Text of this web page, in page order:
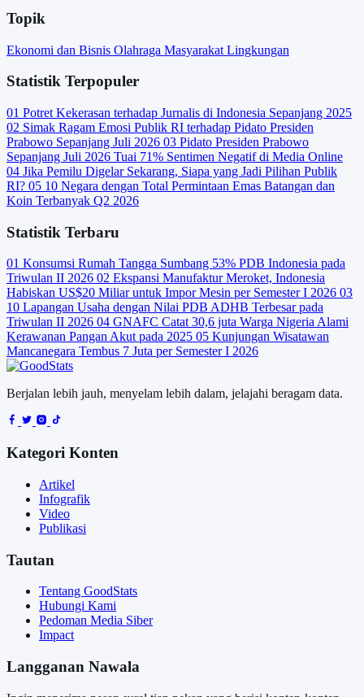
Topik
Ekonomi dan Bisnis Olahraga Masyarakat Lingkungan
Statistik Terpopuler
01 Potret Kekerasan terhadap Jurnalis di Indonesia Sepanjang 2025
02 Simak Ragam Emosi Publik RI terhadap Pidato Presiden
Prabowo Sepanjang Juli 2026 03 Pidato Presiden Prabowo
Sepanjang Juli 2026 Tuai 71% Sentimen Negatif di Media Online
04 Jika Pemilu Digelar Sekarang, Siapa yang Jadi Pilihan Publik
RI? 05 10 Negara dengan Total Permintaan Emas Batangan dan
Koin Terbanyak Q2 2026
Statistik Terbaru
01 Konsumsi Rumah Tangga Sumbang 53% PDB Indonesia pada
Triwulan II 2026 02 Ekspansi Manufaktur Meroket, Indonesia
Habiskan US$20 Miliar untuk Impor Mesin per Semester I 2026 03
10 Lapangan Usaha dengan Nilai PDB ADHB Terbesar pada
Triwulan II 2026 04 GNAFC Catat 30,6 juta Warga Nigeria Alami
Kerawanan Pangan Akut pada 2025 05 Kunjungan Wisatawan
Mancanegara Tembus 7 Juta per Semester I 2026
Berjalan lebih jauh, menyelam lebih dalam, jelajahi beragam data.
Kategori Konten
Artikel
Infografik
Video
Publikasi
Tautan
Tentang GoodStats
Hubungi Kami
Pedoman Media Siber
Impact
Langganan Nawala